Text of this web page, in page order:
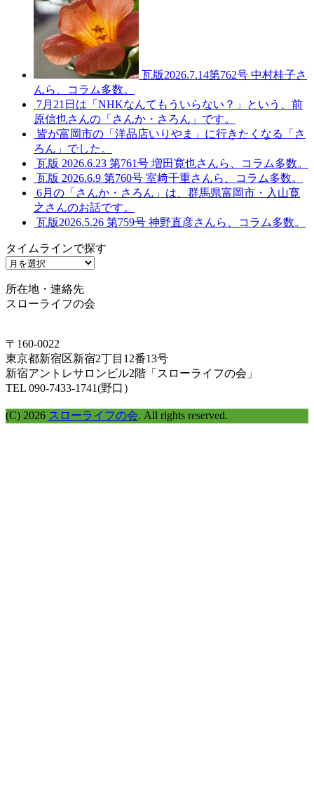
瓦版2026.7.14第762号 中村桂子さ
んら、コラム多数。
7月21日は「NHKなんてもういらない？」という、前
原信也さんの「さんか・さろん」です。
皆が富岡市の「洋品店いりやま」に行きたくなる「さ
ろん」でした。
瓦版 2026.6.23 第761号 増田寛也さんら、コラム多数。
瓦版 2026.6.9 第760号 室﨑千重さんら、コラム多数。
6月の「さんか・さろん」は、群馬県富岡市・入山寛
之さんのお話です。
瓦版2026.5.26 第759号 神野直彦さんら、コラム多数。
タイムラインで探す
タ
ム
ラ
で
探
す
所在地・連絡先
スローライフの会
〒160-0022
東京都新宿区新宿2丁目12番13号
新宿アントレサロンビル2階「スローライフの会」
TEL 090-7433-1741(野口）
(C) 2026 スローライフの会. All rights reserved.